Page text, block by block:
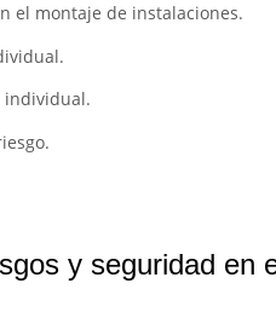
el montaje de instalaciones.
individual.
y seguridad